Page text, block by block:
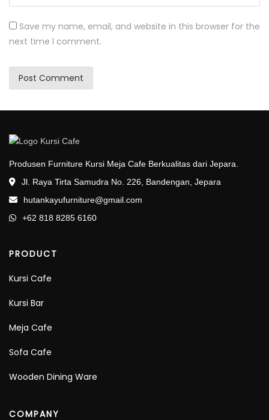
Save my name, email, and website in this browser for the
next time I comment.
Produsen Furniture Kursi Meja Cafe Berkualitas dari Jepara.
Jl. Raya Tirta Samudra No. 226, Bandengan, Jepara
hutankayufurniture@gmail.com
+62 818 8285 6160
PRODUCT
Kursi Cafe
Kursi Bar
Meja Cafe
Sofa Cafe
Wooden Dining Ware
COMPANY